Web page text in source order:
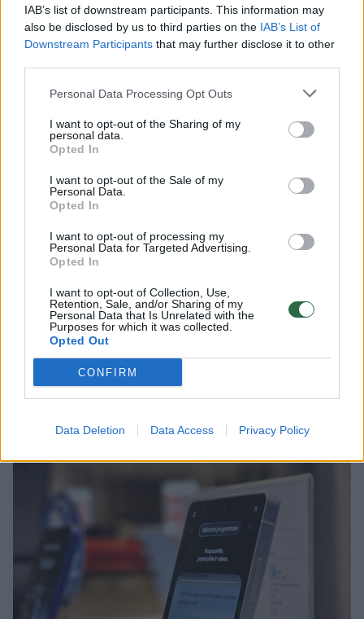
IAB’s list of downstream participants. This information may
also be disclosed by us to third parties on the IAB’s List of
Downstream Participants that may further disclose it to other
Personal Data Processing Opt Outs
I want to opt-out of the Sharing of my
personal data.
Opted In
I want to opt-out of the Sale of my
Personal Data.
Opted In
I want to opt-out of processing my
Personal Data for Targeted Advertising.
Opted In
I want to opt-out of Collection, Use,
Retention, Sale, and/or Sharing of my
Personal Data that Is Unrelated with the
Purposes for which it was collected.
Opted Out
CONFIRM
Data Deletion Data Access Privacy Policy
Paslauga atliepia vartotojų lūkesčius
„Nuomos paslauga Lietuvoje išsiskiria
išmaniųjų telefonų. „Samsung Galaxy S“ serija
ir toliau išlieka vienas geidžiamiausių
pasirinkimų. Pernai jų vidutinė kaina siekė
apie 894 EUR.
„Klientai dažniausiai renkasi 24 mėnesių
nuomos laikotarpį, kuris užtikrina geriausią
kainos ir vertės balansą. „Net 73 proc. visų
nuomininkų pasirenka šį laikotarpį, o
išmaniųjų telefonų nuomos atveju šis rodiklis
siekia net 87 proc.“, – pabrėžia N.Dulkinaitė.